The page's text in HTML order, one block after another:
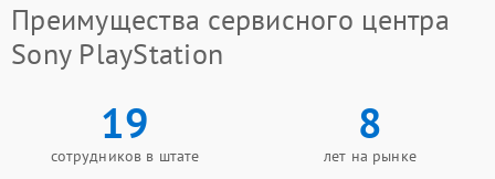
Преимущества сервисного центра
Sony PlayStation
19
сотрудников в штате
8
лет на рынке